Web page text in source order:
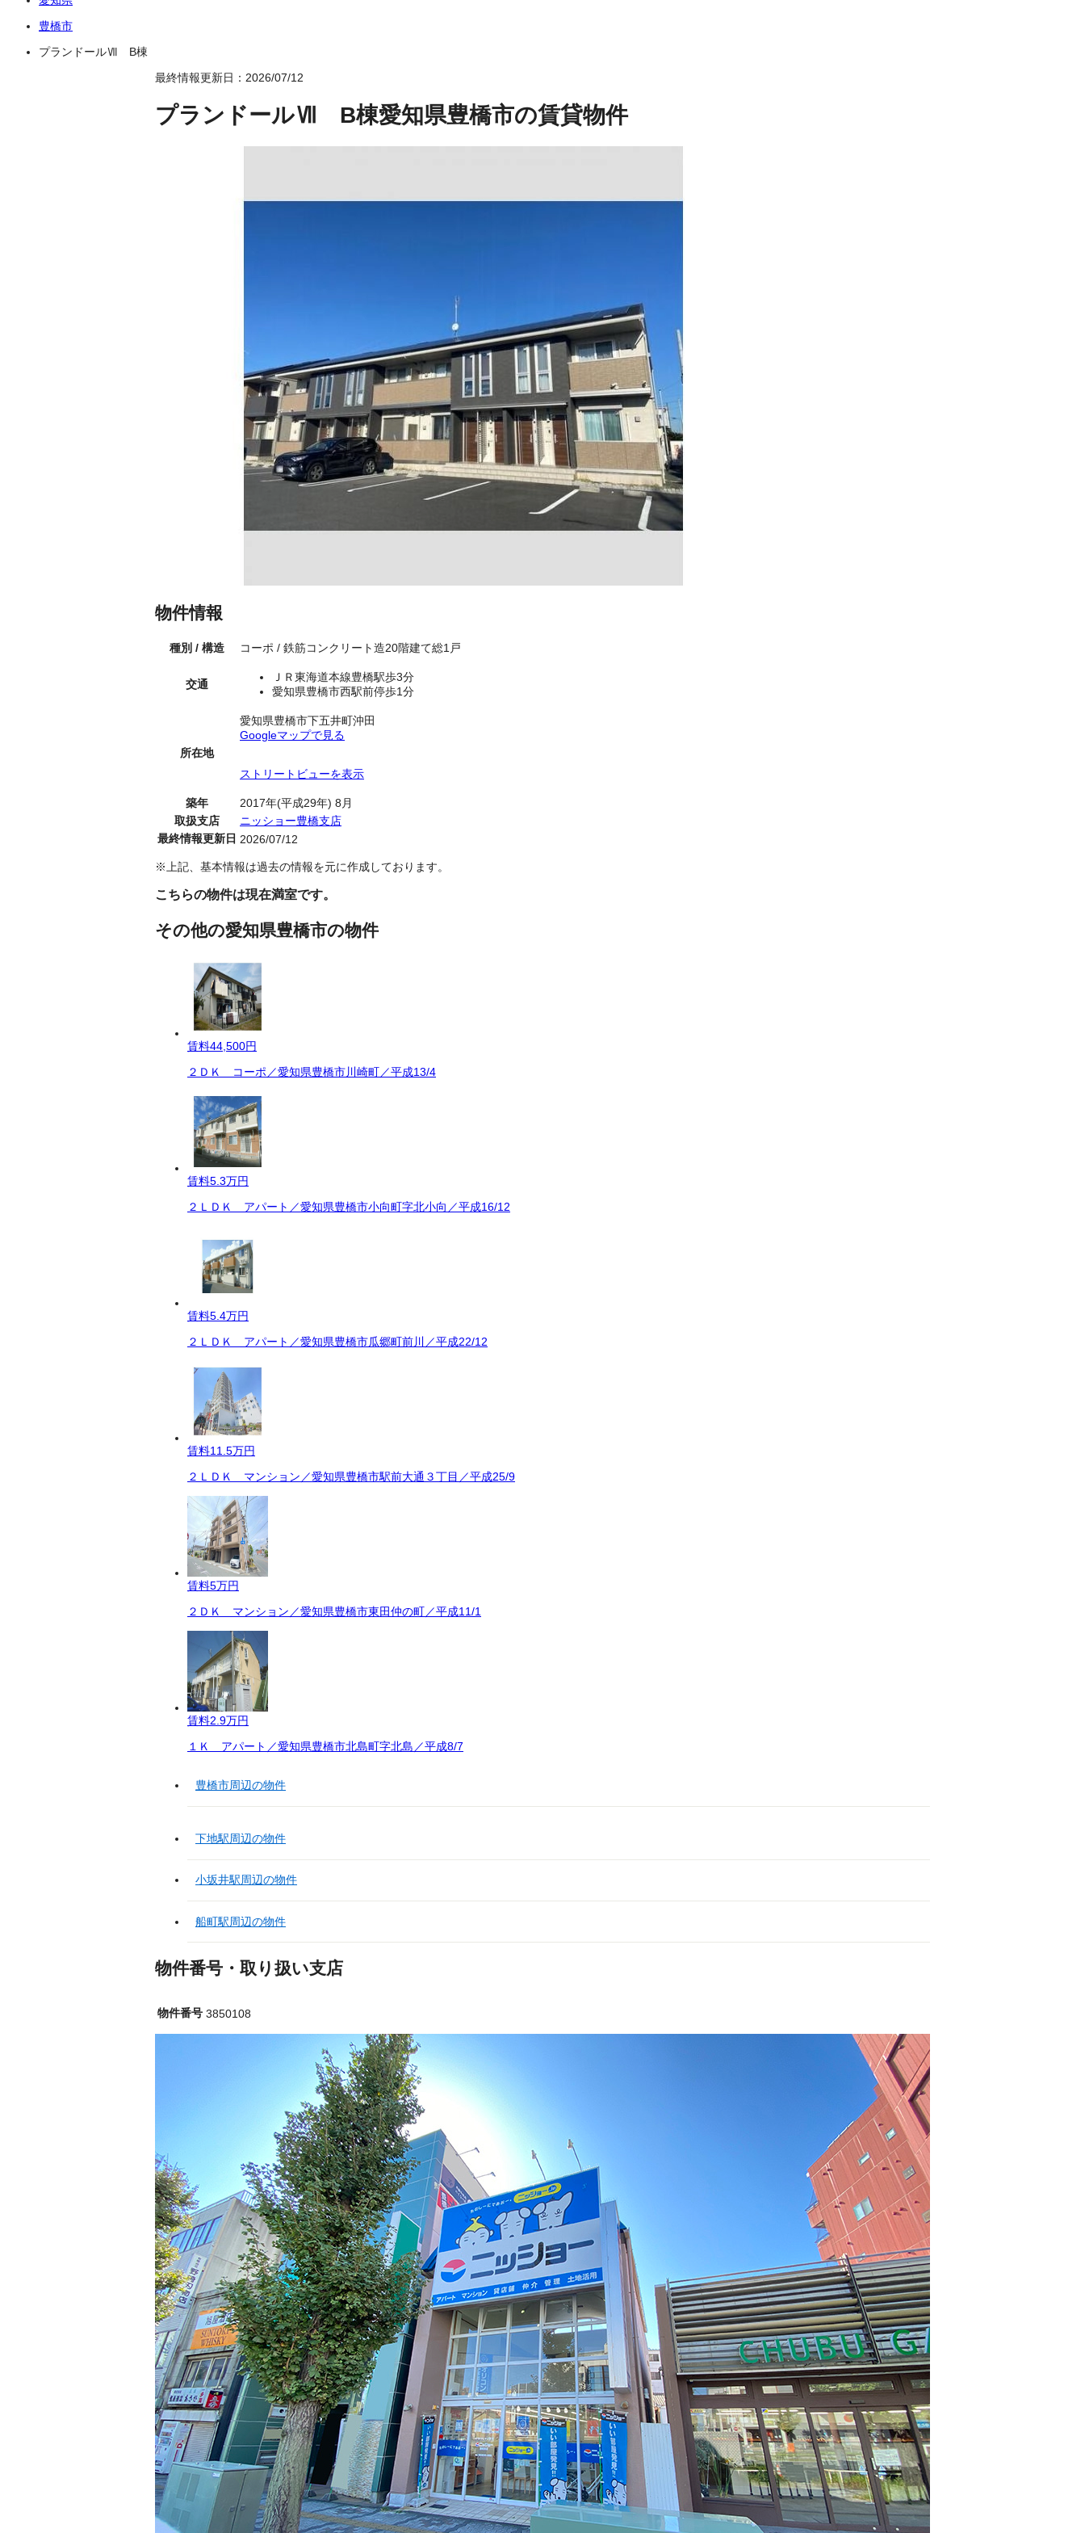
豊橋市
プランドールⅦ B棟
最終情報更新日：2026/07/12
プランドールⅦ B棟愛知県豊橋市の賃貸物件
物件情報
種別 / 構造 コーポ / 鉄筋コンクリート造20階建て総1戸
交通
ＪＲ東海道本線豊橋駅歩3分
愛知県豊橋市西駅前停歩1分
所在地
愛知県豊橋市下五井町沖田
Googleマップで見る
ストリートビューを表示
築年
2017年(平成29年) 8月
取扱支店
ニッショー豊橋支店
最終情報更新日 2026/07/12
※上記、基本情報は過去の情報を元に作成しております。
こちらの物件は現在満室です。
その他の愛知県豊橋市の物件
賃料44,500円
２ＤＫ コーポ／愛知県豊橋市川崎町／平成13/4
賃料5.3万円
２ＬＤＫ アパート／愛知県豊橋市小向町字北小向／平成16/12
賃料5.4万円
２ＬＤＫ アパート／愛知県豊橋市瓜郷町前川／平成22/12
賃料11.5万円
２ＬＤＫ マンション／愛知県豊橋市駅前大通３丁目／平成25/9
賃料5万円
２ＤＫ マンション／愛知県豊橋市東田仲の町／平成11/1
賃料2.9万円
１Ｋ アパート／愛知県豊橋市北島町字北島／平成8/7
豊橋市周辺の物件
下地駅周辺の物件
小坂井駅周辺の物件
船町駅周辺の物件
物件番号・取り扱い支店
物件番号 3850108